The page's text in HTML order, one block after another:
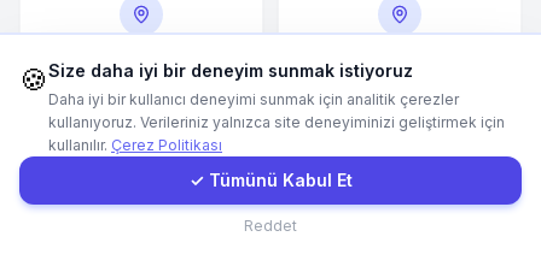
İncele
Kahramanmaraş
İletişim Formu
🍪Size daha iyi bir deneyim sunmak istiyoruz
Daha iyi bir kullanıcı deneyimi sunmak için analitik çerezler
kullanıyoruz. Verileriniz yalnızca site deneyiminizi geliştirmek için
kullanılır. Çerez Politikası
✓ Tümünü Kabul Et
Reddet